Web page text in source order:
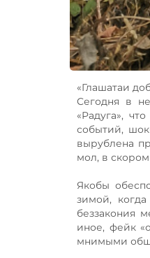
«Глашатаи
Сегодня в
«Радуга»,
событий,
вырублена
мол, в
Якобы
зимой,
беззакония
иное, фейк
мнимыми